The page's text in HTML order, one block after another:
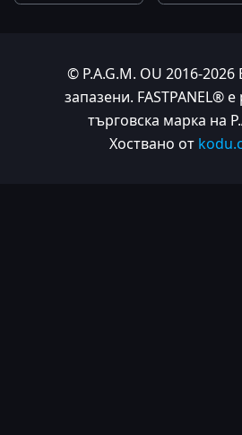
© P.A.G.M. OU 2016-
запазени. FASTPANEL®
търговска марка на
Хоствано от